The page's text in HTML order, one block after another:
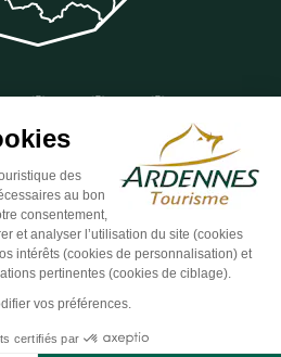
sur Facebook
PRESSE ESPACE PRO
confidentialité -Mentions légales -
Made with byIRIS Interactive
de Google s'appliquent.
des
au bon
consentement,
et analyser l’utilisation du site (cookies
intérêts (cookies de personnalisation) et
pertinentes (cookies de ciblage).
vos préférences.
certifiés par